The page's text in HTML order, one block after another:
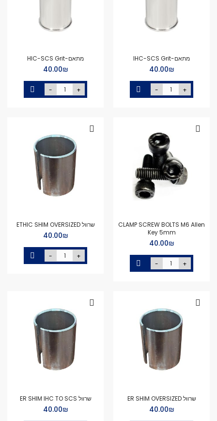
מתאם-IHC-SCS Grit
₪‏40.00
- +
מתאם-HIC-SCS Grit
₪‏40.00
- +
CLAMP SCREW BOLTS M6 Allen
Key 5mm
₪‏40.00
- +
שרוול ETHIC SHIM OVERSIZED
₪‏40.00
- +
שרוול ER SHIM OVERSIZED
₪‏40.00
שרוול ER SHIM IHC TO SCS
₪‏40.00